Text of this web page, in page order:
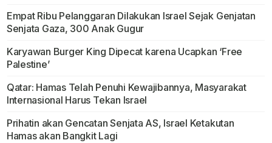
Empat Ribu Pelanggaran Dilakukan Israel Sejak Genjatan
Senjata Gaza, 300 Anak Gugur
Karyawan Burger King Dipecat karena Ucapkan ‘Free
Palestine’
Qatar: Hamas Telah Penuhi Kewajibannya, Masyarakat
Internasional Harus Tekan Israel
Prihatin akan Gencatan Senjata AS, Israel Ketakutan
Hamas akan Bangkit Lagi